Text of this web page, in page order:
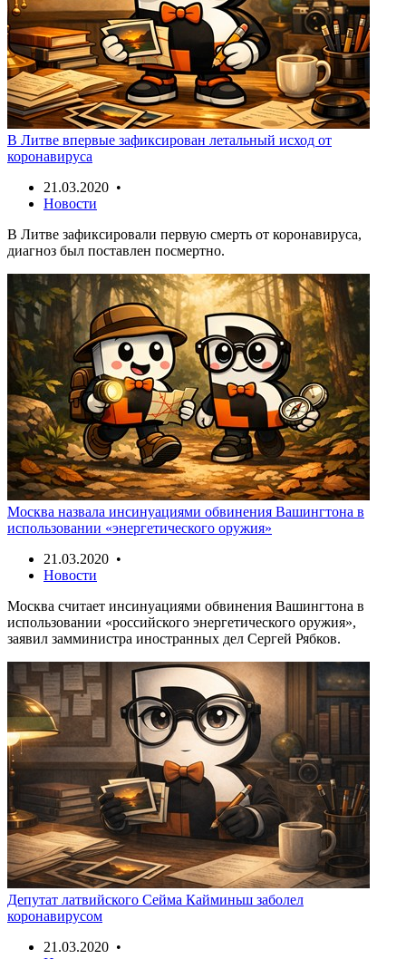
В Литве впервые зафиксирован летальный исход от
коронавируса
21.03.2020 •
Новости
В Литве зафиксировали первую смерть от коронавируса,
диагноз был поставлен посмертно.
Москва назвала инсинуациями обвинения Вашингтона в
использовании «энергетического оружия»
21.03.2020 •
Новости
Москва считает инсинуациями обвинения Вашингтона в
использовании «российского энергетического оружия»,
заявил замминистра иностранных дел Сергей Рябков.
Депутат латвийского Сейма Кайминьш заболел
коронавирусом
21.03.2020 •